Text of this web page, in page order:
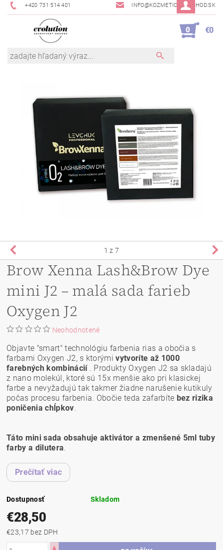
+420 731 514 401 INFO@KOZMETICKYOBCHOD.SK
0 €0
1 z 7
Brow Xenna Lash&Brow Dye
mini J2 – malá sada farieb
Oxygen J2
Neohodnotené
Objavte "smart" technológiu farbenia rias a obočia s
farbami Oxygen J2, s ktorýmivytvoríte až 1000
farebných kombinácií. Produkty Oxygen J2 sa skladajú
z nano molekúl, ktoré sú 15x menšie ako pri klasickej
farbe a nevyžadujú tak takmer žiadne narušenie kutikuly
počas procesu farbenia. Obočie teda zafarbíte bez rizika
poničenia chĺpkov.
Táto mini sada obsahuje aktivátor a zmenšené 5ml tuby
farby a dilutera.
Prečítať viac
Dostupnosť Skladom
€28,50
€23,17 bez DPH